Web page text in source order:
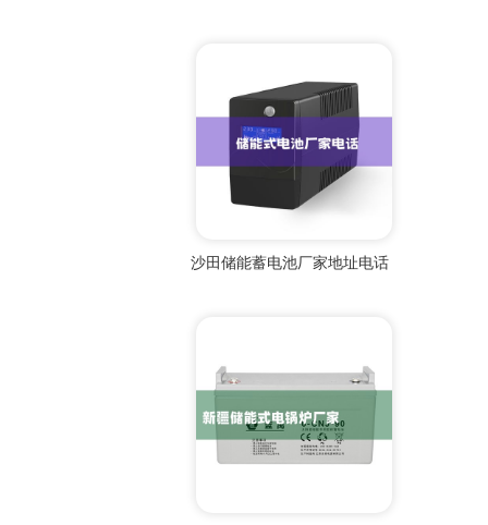
沙田储能蓄电池厂家地址电话